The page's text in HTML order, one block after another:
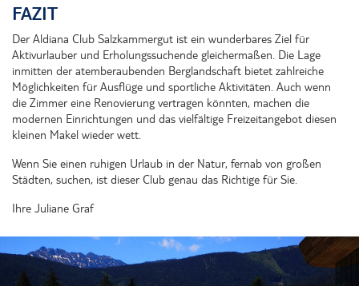
FAZIT
Der Aldiana Club Salzkammergut ist ein wunderbares Ziel für
Aktivurlauber und Erholungssuchende gleichermaßen. Die Lage
inmitten der atemberaubenden Berglandschaft bietet zahlreiche
Möglichkeiten für Ausflüge und sportliche Aktivitäten. Auch wenn
die Zimmer eine Renovierung vertragen könnten, machen die
modernen Einrichtungen und das vielfältige Freizeitangebot diesen
kleinen Makel wieder wett.
Wenn Sie einen ruhigen Urlaub in der Natur, fernab von großen
Städten, suchen, ist dieser Club genau das Richtige für Sie.
Ihre Juliane Graf